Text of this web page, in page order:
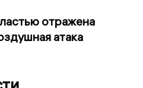
отражена
атака